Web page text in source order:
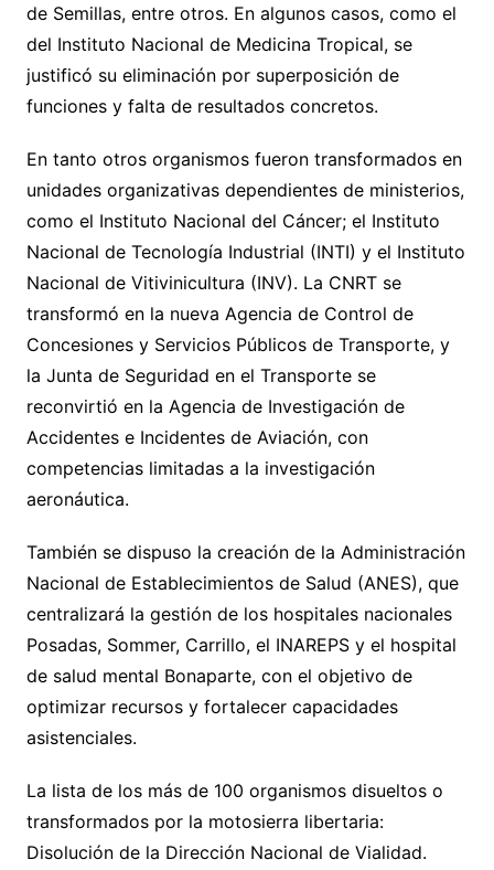
de Semillas, entre otros. En algunos casos, como el
del Instituto Nacional de Medicina Tropical, se
justificó su eliminación por superposición de
funciones y falta de resultados concretos.
En tanto otros organismos fueron transformados en
unidades organizativas dependientes de ministerios,
como el Instituto Nacional del Cáncer; el Instituto
Nacional de Tecnología Industrial (INTI) y el Instituto
Nacional de Vitivinicultura (INV). La CNRT se
transformó en la nueva Agencia de Control de
Concesiones y Servicios Públicos de Transporte, y
la Junta de Seguridad en el Transporte se
reconvirtió en la Agencia de Investigación de
Accidentes e Incidentes de Aviación, con
competencias limitadas a la investigación
aeronáutica.
También se dispuso la creación de la Administración
Nacional de Establecimientos de Salud (ANES), que
centralizará la gestión de los hospitales nacionales
Posadas, Sommer, Carrillo, el INAREPS y el hospital
de salud mental Bonaparte, con el objetivo de
optimizar recursos y fortalecer capacidades
asistenciales.
La lista de los más de 100 organismos disueltos o
transformados por la motosierra libertaria:
Disolución de la Dirección Nacional de Vialidad.